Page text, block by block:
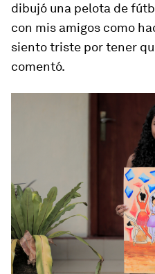
dibujó una pelota de
con mis amigos como
siento triste por tener
comentó.